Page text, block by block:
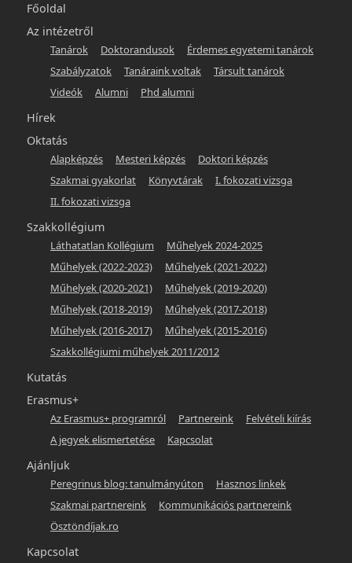
Főmenü
-
hunlit
Főoldal
Az intézetről
Tanárok Doktorandusok
Érdemes egyetemi tanárok
Szabályzatok
Tanáraink voltak
Társult tanárok
Videók
Alumni Phd alumni
Hírek
Oktatás
Alapképzés Mesteri képzés
Doktori képzés
Szakmai gyakorlat
Könyvtárak
I. fokozati vizsga
II. fokozati vizsga
Szakkollégium
Láthatatlan Kollégium
Műhelyek 2024-2025
Műhelyek (2022-2023)
Műhelyek (2021-2022)
Műhelyek (2020-2021)
Műhelyek (2019-2020)
Műhelyek (2018-2019)
Műhelyek (2017-2018)
Műhelyek (2016-2017)
Műhelyek (2015-2016)
Szakkollégiumi műhelyek 2011/2012
Kutatás
Erasmus+
Az Erasmus+ programról Partnereink
Felvételi kiírás
A jegyek elismertetése
Kapcsolat
Ajánljuk
Peregrinus blog: tanulmányúton
Hasznos linkek
Szakmai partnereink
Kommunikációs partnereink
Ösztöndíjak.ro
Kapcsolat